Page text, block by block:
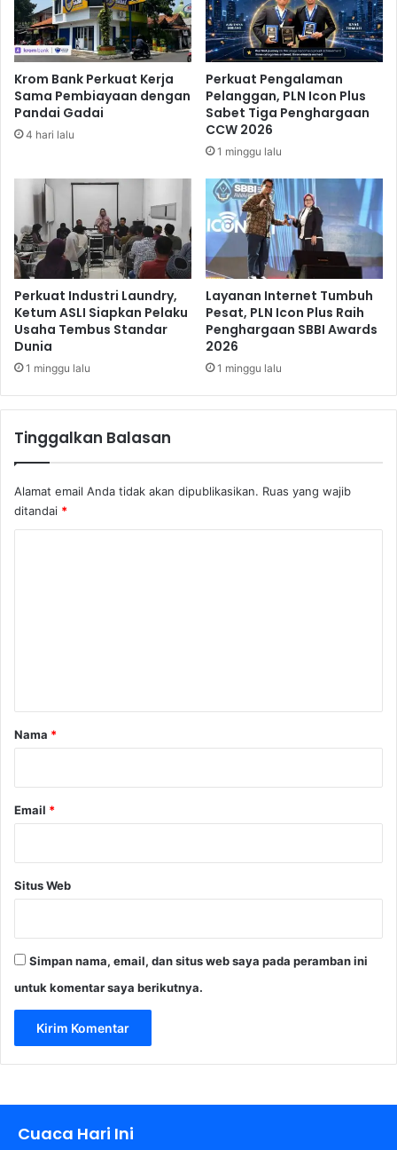
P
e
m
a
n
n
f
i
a
I
m
p
o
r
g
a
a
i
n
i
m
l
u
n
i
a
S
e
r
b
Krom Bank Perkuat Kerja
Sama Pembiayaan dengan
Pandai Gadai
4 hari lalu
Perkuat Pengalaman
Pelanggan, PLN Icon Plus
Sabet Tiga Penghargaan
CCW 2026
1 minggu lalu
Perkuat Industri Laundry,
Ketum ASLI Siapkan Pelaku
Usaha Tembus Standar
Dunia
1 minggu lalu
Layanan Internet Tumbuh
Pesat, PLN Icon Plus Raih
Penghargaan SBBI Awards
2026
1 minggu lalu
Tinggalkan Balasan
Alamat email Anda tidak akan dipublikasikan. Ruas yang wajib
ditandai *
r
Nama *
Email *
Situs Web
Simpan nama, email, dan situs web saya pada peramban ini
untuk komentar saya berikutnya.
Cuaca Hari Ini